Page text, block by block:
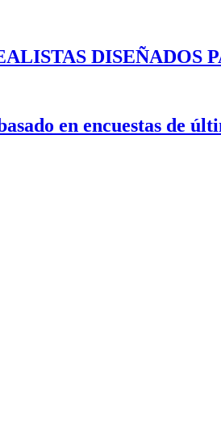
DISEÑADOS
en encuestas de